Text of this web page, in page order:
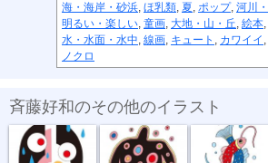
海・海岸・砂浜, ほ乳類, 夏, ポップ, 河川
明るい・楽しい, 童画, 大地・山・丘, 絵本,
水・水面・水中, 線画, キュート , カワイイ ,
ノクロ
斉藤好和のその他のイラスト
傘がない 正体不明 深海の恋